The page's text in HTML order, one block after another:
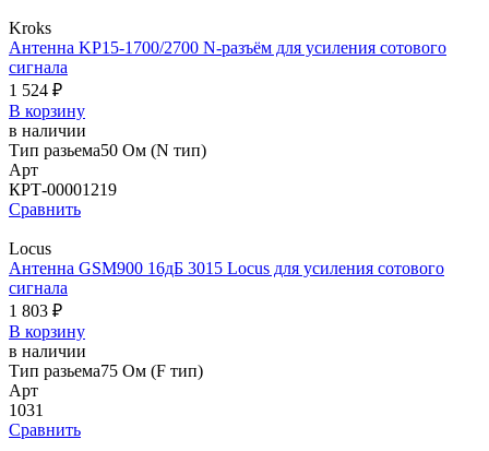
Kroks
Антенна KP15-1700/2700 N-разъём для усиления сотового
сигнала
1 524 ₽
В корзину
в наличии
Тип разьема50 Ом (N тип)
Арт
КРТ-00001219
Сравнить
Locus
Антенна GSM900 16дБ 3015 Locus для усиления сотового
сигнала
1 803 ₽
В корзину
в наличии
Тип разьема75 Ом (F тип)
Арт
1031
Сравнить